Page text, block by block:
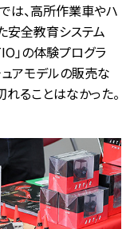
は、高所作業車やハ
安全教育システム
」の体験プログラ
アモデルの販売な
ることはなかった。